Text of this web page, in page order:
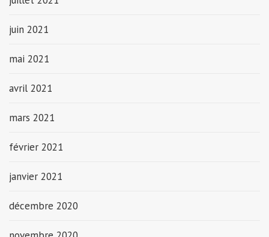
juin 2021
mai 2021
avril 2021
mars 2021
février 2021
janvier 2021
décembre 2020